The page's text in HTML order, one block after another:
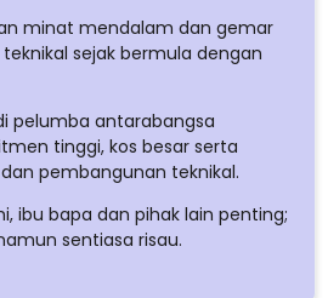
minat mendalam dan gemar
sejak bermula dengan
pelumba antarabangsa
tinggi, kos besar serta
pembangunan teknikal.
ibu bapa dan pihak lain penting;
sentiasa risau.